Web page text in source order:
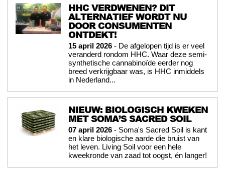
HHC VERDWENEN? DIT
ALTERNATIEF WORDT NU
DOOR CONSUMENTEN
ONTDEKT!
15 april 2026 - De afgelopen tijd is er veel
veranderd rondom HHC. Waar deze semi-
synthetische cannabinoïde eerder nog
breed verkrijgbaar was, is HHC inmiddels
in Nederland...
NIEUW: BIOLOGISCH KWEKEN
MET SOMA’S SACRED SOIL
07 april 2026 - Soma's Sacred Soil is kant
en klare biologische aarde die bruist van
het leven. Living Soil voor een hele
kweekronde van zaad tot oogst, én langer!